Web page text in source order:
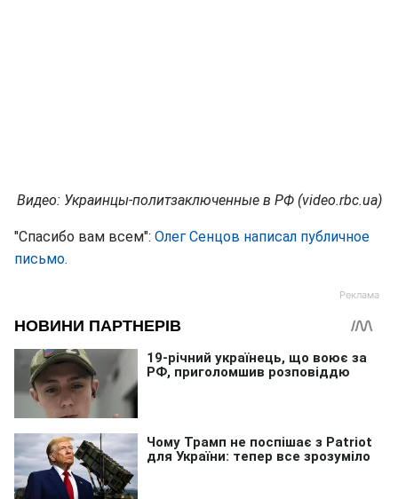
Видео: Украинцы-политзаключенные в РФ (video.rbc.ua)
"Спасибо вам всем": Олег Сенцов написал публичное
письмо.